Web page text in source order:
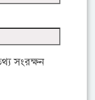
সংরক্ষন